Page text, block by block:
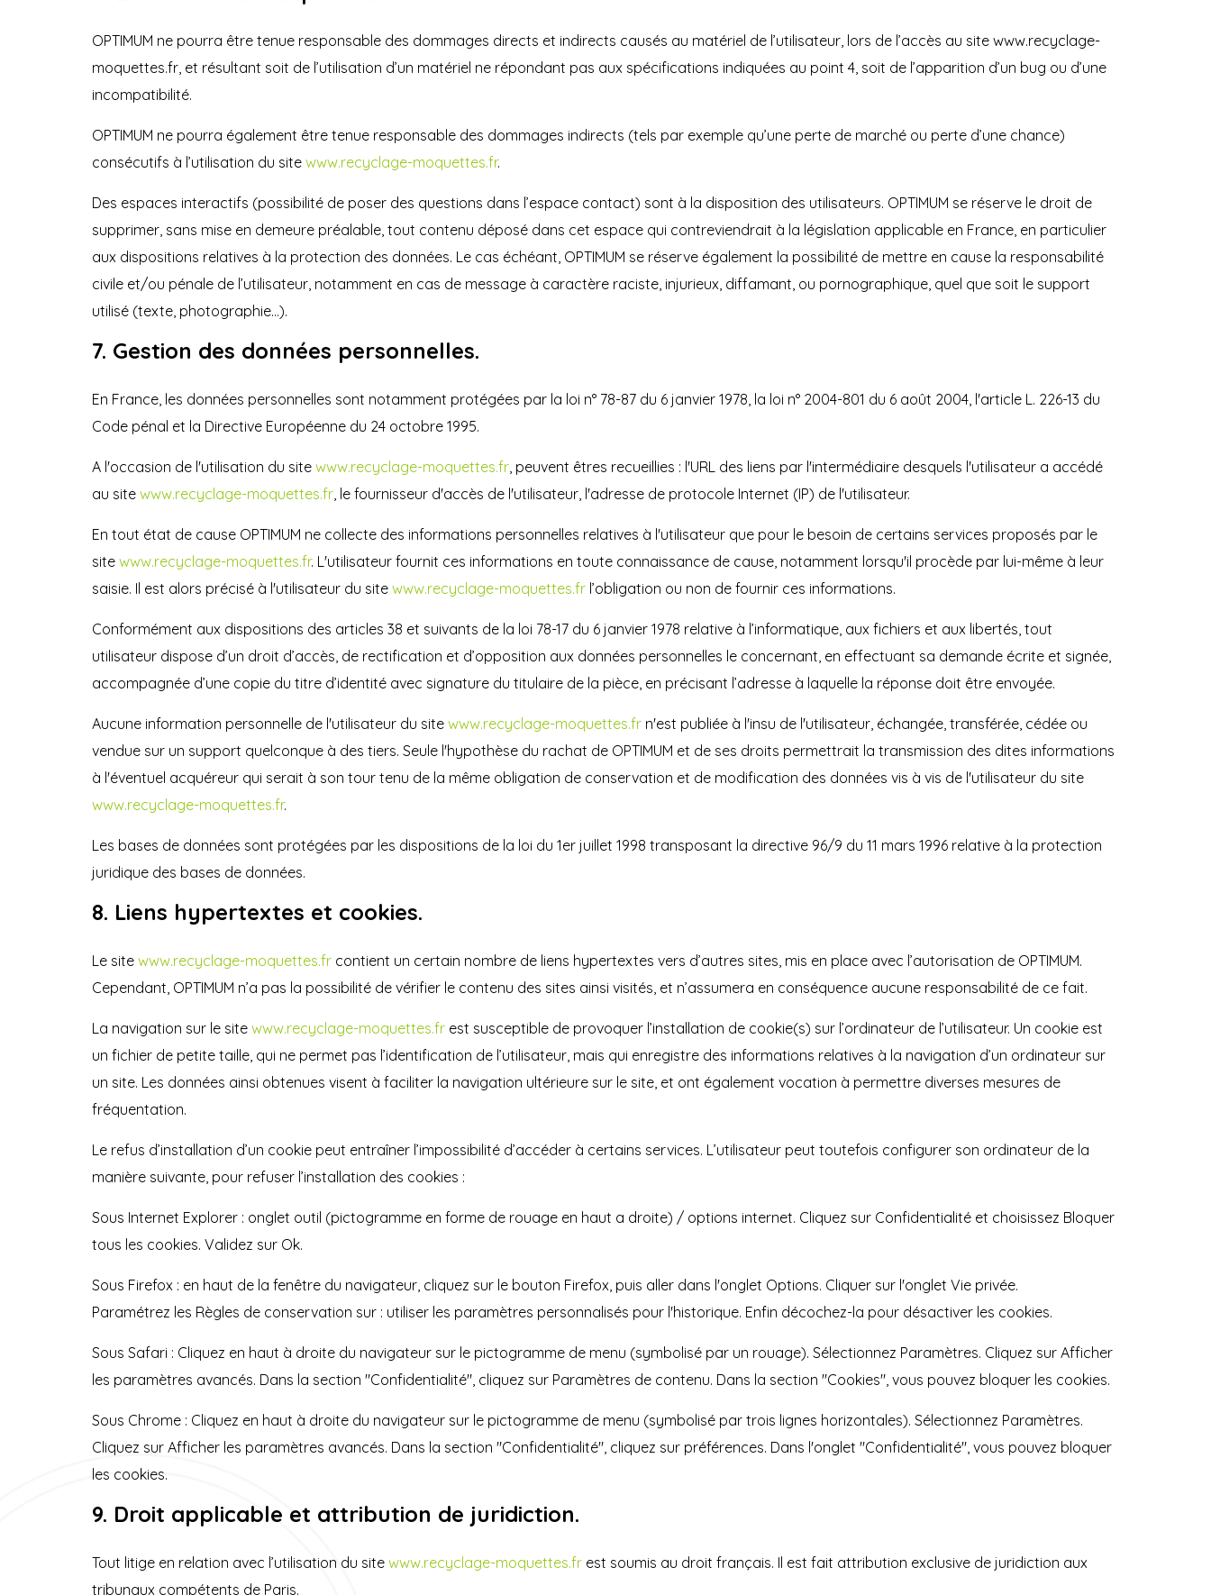
OPTIMUM ne pourra être tenue responsable des dommages directs et indirects causés au matériel de l’utilisateur, lors de l’accès au site www.recyclage-
moquettes.fr, et résultant soit de l’utilisation d’un matériel ne répondant pas aux spécifications indiquées au point 4, soit de l’apparition d’un bug ou d’une
incompatibilité.
OPTIMUM ne pourra également être tenue responsable des dommages indirects (tels par exemple qu’une perte de marché ou perte d’une chance)
consécutifs à l’utilisation du site www.recyclage-moquettes.fr.
Des espaces interactifs (possibilité de poser des questions dans l’espace contact) sont à la disposition des utilisateurs. OPTIMUM se réserve le droit de
supprimer, sans mise en demeure préalable, tout contenu déposé dans cet espace qui contreviendrait à la législation applicable en France, en particulier
aux dispositions relatives à la protection des données. Le cas échéant, OPTIMUM se réserve également la possibilité de mettre en cause la responsabilité
civile et/ou pénale de l’utilisateur, notamment en cas de message à caractère raciste, injurieux, diffamant, ou pornographique, quel que soit le support
utilisé (texte, photographie…).
7. Gestion des données personnelles.
En France, les données personnelles sont notamment protégées par la loi n° 78-87 du 6 janvier 1978, la loi n° 2004-801 du 6 août 2004, l'article L. 226-13 du
Code pénal et la Directive Européenne du 24 octobre 1995.
A l'occasion de l'utilisation du site www.recyclage-moquettes.fr, peuvent êtres recueillies : l'URL des liens par l'intermédiaire desquels l'utilisateur a accédé
au site www.recyclage-moquettes.fr, le fournisseur d'accès de l'utilisateur, l'adresse de protocole Internet (IP) de l'utilisateur.
En tout état de cause OPTIMUM ne collecte des informations personnelles relatives à l'utilisateur que pour le besoin de certains services proposés par le
site www.recyclage-moquettes.fr. L'utilisateur fournit ces informations en toute connaissance de cause, notamment lorsqu'il procède par lui-même à leur
saisie. Il est alors précisé à l'utilisateur du site www.recyclage-moquettes.fr l’obligation ou non de fournir ces informations.
Conformément aux dispositions des articles 38 et suivants de la loi 78-17 du 6 janvier 1978 relative à l’informatique, aux fichiers et aux libertés, tout
utilisateur dispose d’un droit d’accès, de rectification et d’opposition aux données personnelles le concernant, en effectuant sa demande écrite et signée,
accompagnée d’une copie du titre d’identité avec signature du titulaire de la pièce, en précisant l’adresse à laquelle la réponse doit être envoyée.
Aucune information personnelle de l'utilisateur du site www.recyclage-moquettes.fr n'est publiée à l'insu de l'utilisateur, échangée, transférée, cédée ou
vendue sur un support quelconque à des tiers. Seule l'hypothèse du rachat de OPTIMUM et de ses droits permettrait la transmission des dites informations
à l'éventuel acquéreur qui serait à son tour tenu de la même obligation de conservation et de modification des données vis à vis de l'utilisateur du site
www.recyclage-moquettes.fr.
Les bases de données sont protégées par les dispositions de la loi du 1er juillet 1998 transposant la directive 96/9 du 11 mars 1996 relative à la protection
juridique des bases de données.
8. Liens hypertextes et cookies.
Le site www.recyclage-moquettes.fr contient un certain nombre de liens hypertextes vers d’autres sites, mis en place avec l’autorisation de OPTIMUM.
Cependant, OPTIMUM n’a pas la possibilité de vérifier le contenu des sites ainsi visités, et n’assumera en conséquence aucune responsabilité de ce fait.
La navigation sur le site www.recyclage-moquettes.fr est susceptible de provoquer l’installation de cookie(s) sur l’ordinateur de l’utilisateur. Un cookie est
un fichier de petite taille, qui ne permet pas l’identification de l’utilisateur, mais qui enregistre des informations relatives à la navigation d’un ordinateur sur
un site. Les données ainsi obtenues visent à faciliter la navigation ultérieure sur le site, et ont également vocation à permettre diverses mesures de
fréquentation.
Le refus d’installation d’un cookie peut entraîner l’impossibilité d’accéder à certains services. L’utilisateur peut toutefois configurer son ordinateur de la
manière suivante, pour refuser l’installation des cookies :
Sous Internet Explorer : onglet outil (pictogramme en forme de rouage en haut a droite) / options internet. Cliquez sur Confidentialité et choisissez Bloquer
tous les cookies. Validez sur Ok.
Sous Firefox : en haut de la fenêtre du navigateur, cliquez sur le bouton Firefox, puis aller dans l'onglet Options. Cliquer sur l'onglet Vie privée.
Paramétrez les Règles de conservation sur : utiliser les paramètres personnalisés pour l'historique. Enfin décochez-la pour désactiver les cookies.
Sous Safari : Cliquez en haut à droite du navigateur sur le pictogramme de menu (symbolisé par un rouage). Sélectionnez Paramètres. Cliquez sur Afficher
les paramètres avancés. Dans la section "Confidentialité", cliquez sur Paramètres de contenu. Dans la section "Cookies", vous pouvez bloquer les cookies.
Sous Chrome : Cliquez en haut à droite du navigateur sur le pictogramme de menu (symbolisé par trois lignes horizontales). Sélectionnez Paramètres.
Cliquez sur Afficher les paramètres avancés. Dans la section "Confidentialité", cliquez sur préférences. Dans l'onglet "Confidentialité", vous pouvez bloquer
les cookies.
9. Droit applicable et attribution de juridiction.
Tout litige en relation avec l’utilisation du site www.recyclage-moquettes.fr est soumis au droit français. Il est fait attribution exclusive de juridiction aux
tribunaux compétents de Paris.